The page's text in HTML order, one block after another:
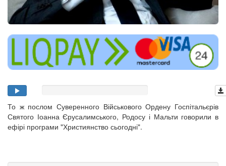
То ж послом Суверенного Військового Ордену Госпітальєрів
Святого Іоанна Єрусалимського, Родосу і Мальти говорили в
ефірі програми "Християнство сьогодні".